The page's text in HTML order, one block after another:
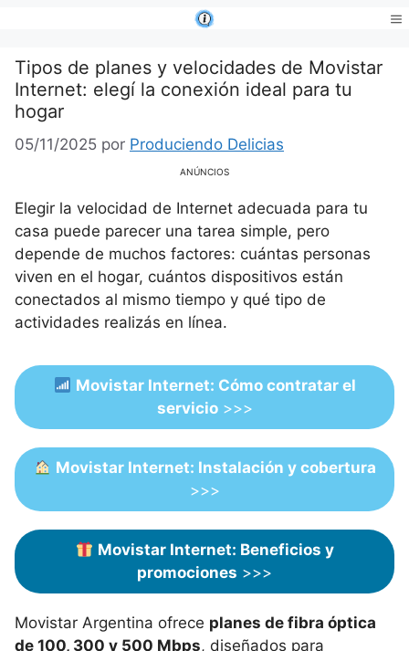
contenido
Tipos de planes y velocidades de Movistar
Internet: elegí la conexión ideal para tu
hogar
05/11/2025 por Produciendo Delicias
ANÚNCIOS
Elegir la velocidad de Internet adecuada para tu
casa puede parecer una tarea simple, pero
depende de muchos factores: cuántas personas
viven en el hogar, cuántos dispositivos están
conectados al mismo tiempo y qué tipo de
actividades realizás en línea.
Movistar Internet: Cómo contratar el
servicio>>>
Movistar Internet: Instalación y cobertura
>>>
Movistar Internet: Beneficios y
promociones >>>
Movistar Argentina ofrece planes de fibra óptica
de 100, 300 y 500 Mbps, diseñados para